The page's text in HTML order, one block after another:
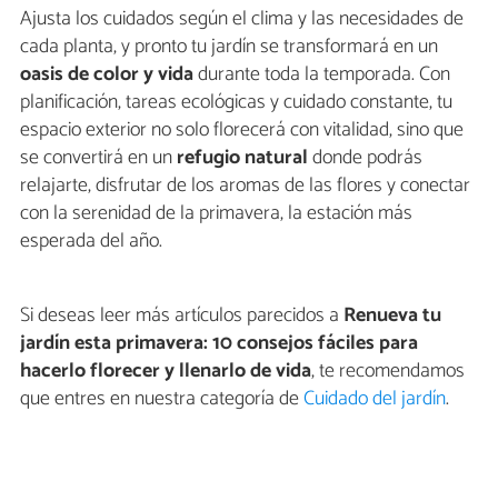
Ajusta los cuidados según el clima y las necesidades de
cada planta, y pronto tu jardín se transformará en un
oasis de color y vidadurante toda la temporada. Con
planificación, tareas ecológicas y cuidado constante, tu
espacio exterior no solo florecerá con vitalidad, sino que
se convertirá en unrefugio naturaldonde podrás
relajarte, disfrutar de los aromas de las flores y conectar
con la serenidad de la primavera, la estación más
esperada del año.
Si deseas leer más artículos parecidos a Renueva tu
jardín esta primavera: 10 consejos fáciles para
hacerlo florecer y llenarlo de vida, te recomendamos
que entres en nuestra categoría deCuidado del jardín.